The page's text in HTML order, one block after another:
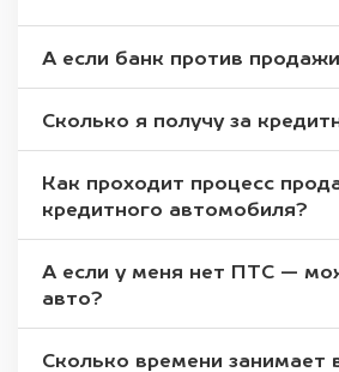
А если банк против
Сколько я получу за
Как проходит процесс
кредитного автомобиля?
А если у меня нет ПТС —
авто?
Сколько времени занимает